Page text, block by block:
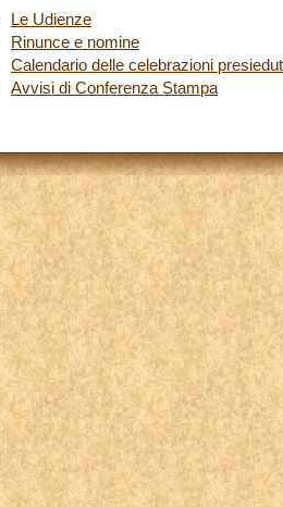
Le Udienze
Rinunce e nomine
Calendario delle celebrazioni
Avvisi di Conferenza Stampa